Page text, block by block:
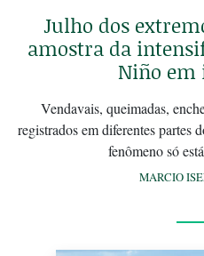
Julho dos
amostra da
Niño em
Vendavais, queimadas,
registrados em diferentes partes
fenômeno só
MARCIO